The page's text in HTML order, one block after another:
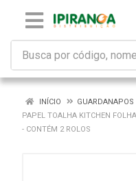
INÍCIO GUARDANAPOS
PAPEL TOALHA KITCHEN
- CONTÉM 2 ROLOS